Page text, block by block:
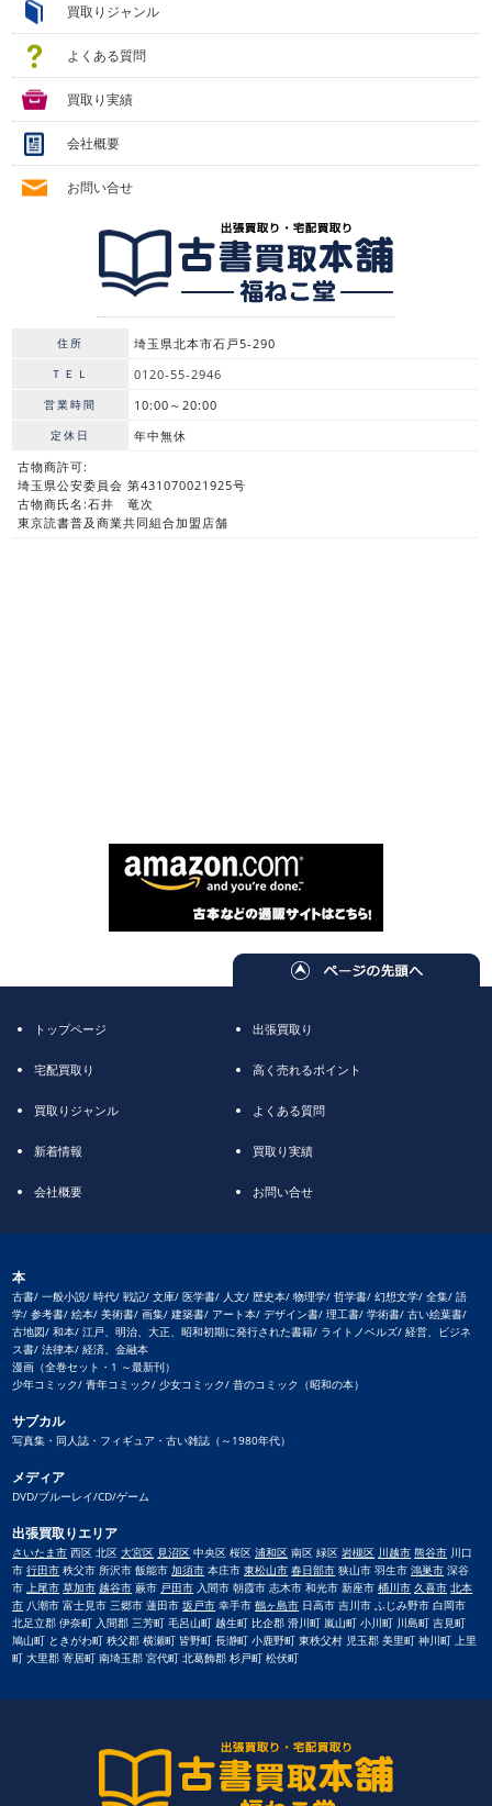
買取りジャンル
よくある質問
買取り実績
会社概要
お問い合せ
住所 埼玉県北本市石戸5-290
ＴＥＬ 0120-55-2946
営業時間 10:00～20:00
定休日
年中無休
古物商許可:
埼玉県公安委員会 第431070021925号
古物商氏名:石井 竜次
東京読書普及商業共同組合加盟店舗
トップページ 出張買取り
宅配買取り 高く売れるポイント
買取りジャンル よくある質問
新着情報 買取り実績
会社概要 お問い合せ
本
古書/ 一般小説/ 時代/ 戦記/ 文庫/ 医学書/ 人文/ 歴史本/ 物理学/ 哲学書/ 幻想文学/ 全集/ 語
学/ 参考書/ 絵本/ 美術書/ 画集/ 建築書/ アート本/ デザイン書/ 理工書/ 学術書/ 古い絵葉書/
古地図/ 和本/ 江戸、明治、大正、昭和初期に発行された書籍/ ライトノベルズ/ 経営、ビジネ
ス書/ 法律本/ 経済、金融本
漫画（全巻セット・1 ～最新刊）
少年コミック/ 青年コミック/ 少女コミック/ 昔のコミック（昭和の本）
サブカル
写真集・同人誌・フィギュア・古い雑誌（～1980年代）
メディア
DVD/ブルーレイ/CD/ゲーム
出張買取りエリア
さいたま市 西区 北区大宮区 見沼区 中央区 桜区浦和区 南区 緑区岩槻区 川越市 熊谷市 川口
市行田市 秩父市 所沢市 飯能市加須市 本庄市東松山市 春日部市 狭山市 羽生市鴻巣市 深谷
市上尾市 草加市 越谷市 蕨市 戸田市 入間市 朝霞市 志木市 和光市 新座市桶川市 久喜市 北本
市 八潮市 富士見市 三郷市 蓮田市坂戸市 幸手市鶴ヶ島市 日高市 吉川市 ふじみ野市 白岡市
北足立郡 伊奈町 入間郡 三芳町 毛呂山町 越生町 比企郡 滑川町 嵐山町 小川町 川島町 吉見町
鳩山町 ときがわ町 秩父郡 横瀬町 皆野町 長瀞町 小鹿野町 東秩父村 児玉郡 美里町 神川町 上里
町 大里郡 寄居町 南埼玉郡 宮代町 北葛飾郡 杉戸町 松伏町